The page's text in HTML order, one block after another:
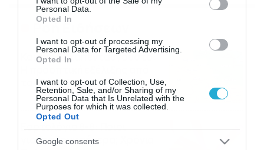
Personal Data.
Opted In
I want to opt-out of processing my
Personal Data for Targeted Advertising.
Opted In
I want to opt-out of Collection, Use,
Retention, Sale, and/or Sharing of my
Personal Data that Is Unrelated with the
Purposes for which it was collected.
Opted Out
Google consents
την Κυριακή, ο υπουργός Πολιτικής Προστασίας είναι […]
Ροή Ειδήσεων
Καιρός Δεκαπενταύγουστο:
τον Σάκη Αρναούτογλου (vid)
08/08/2026 08:51
Εορτολόγιο 8-8: Ποιοι
γιορτάζουν σήμερα; Χρόνια